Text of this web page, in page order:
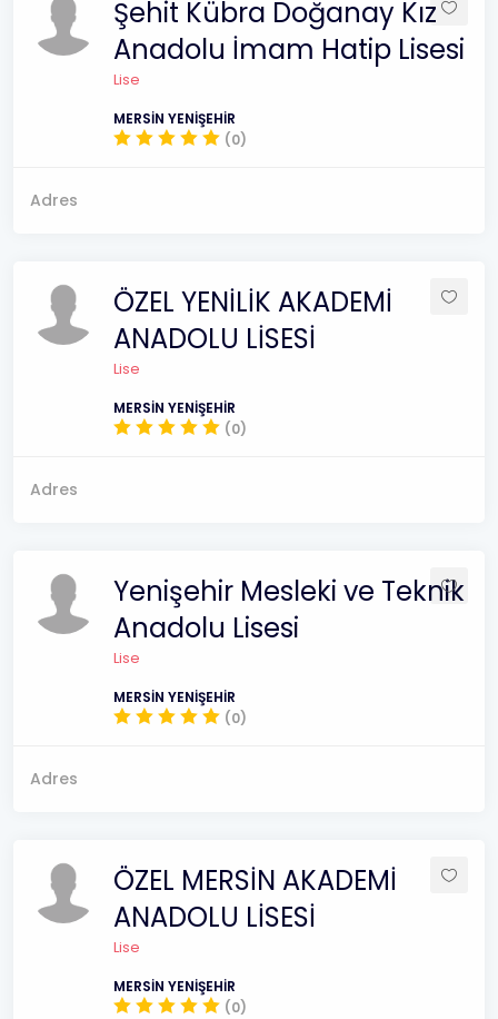
Şehit Kübra Doğanay Kız
Anadolu İmam Hatip Lisesi
Lise
MERSİN YENİŞEHİR
(0)
Adres
ÖZEL YENİLİK AKADEMİ
ANADOLU LİSESİ
Lise
MERSİN YENİŞEHİR
(0)
Adres
Yenişehir Mesleki ve Teknik
Anadolu Lisesi
Lise
MERSİN YENİŞEHİR
(0)
Adres
ÖZEL MERSİN AKADEMİ
ANADOLU LİSESİ
Lise
MERSİN YENİŞEHİR
(0)